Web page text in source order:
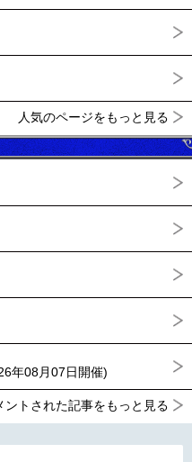
人気のページをもっと見る
年08月07日開催)
ントされた記事をもっと見る